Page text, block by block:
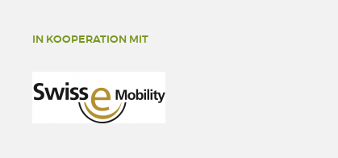
IN KOOPERATION MIT